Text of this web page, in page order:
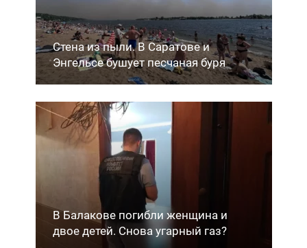
Стена из пыли. В Саратове и
Энгельсе бушует песчаная буря
В Балакове погибли женщина и
двое детей. Снова угарный газ?